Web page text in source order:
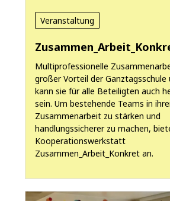
Veranstaltung
Multiprofessionelle
großer Vorteil der Ganztagsschule
kann sie für alle Beteiligten auch
sein. Um bestehende Teams in
Zusammenarbeit zu stärken und
handlungssicherer zu machen,
Kooperationswerkstatt
Zusammen_Arbeit_Konkret an.